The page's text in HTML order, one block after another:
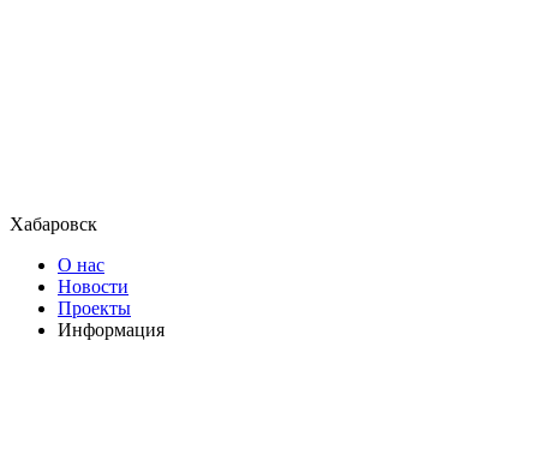
Хабаровск
О нас
Новости
Проекты
Информация